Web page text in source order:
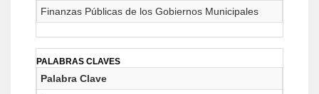
Finanzas Públicas de los Gobiernos Municipales
PALABRAS CLAVES
Palabra Clave